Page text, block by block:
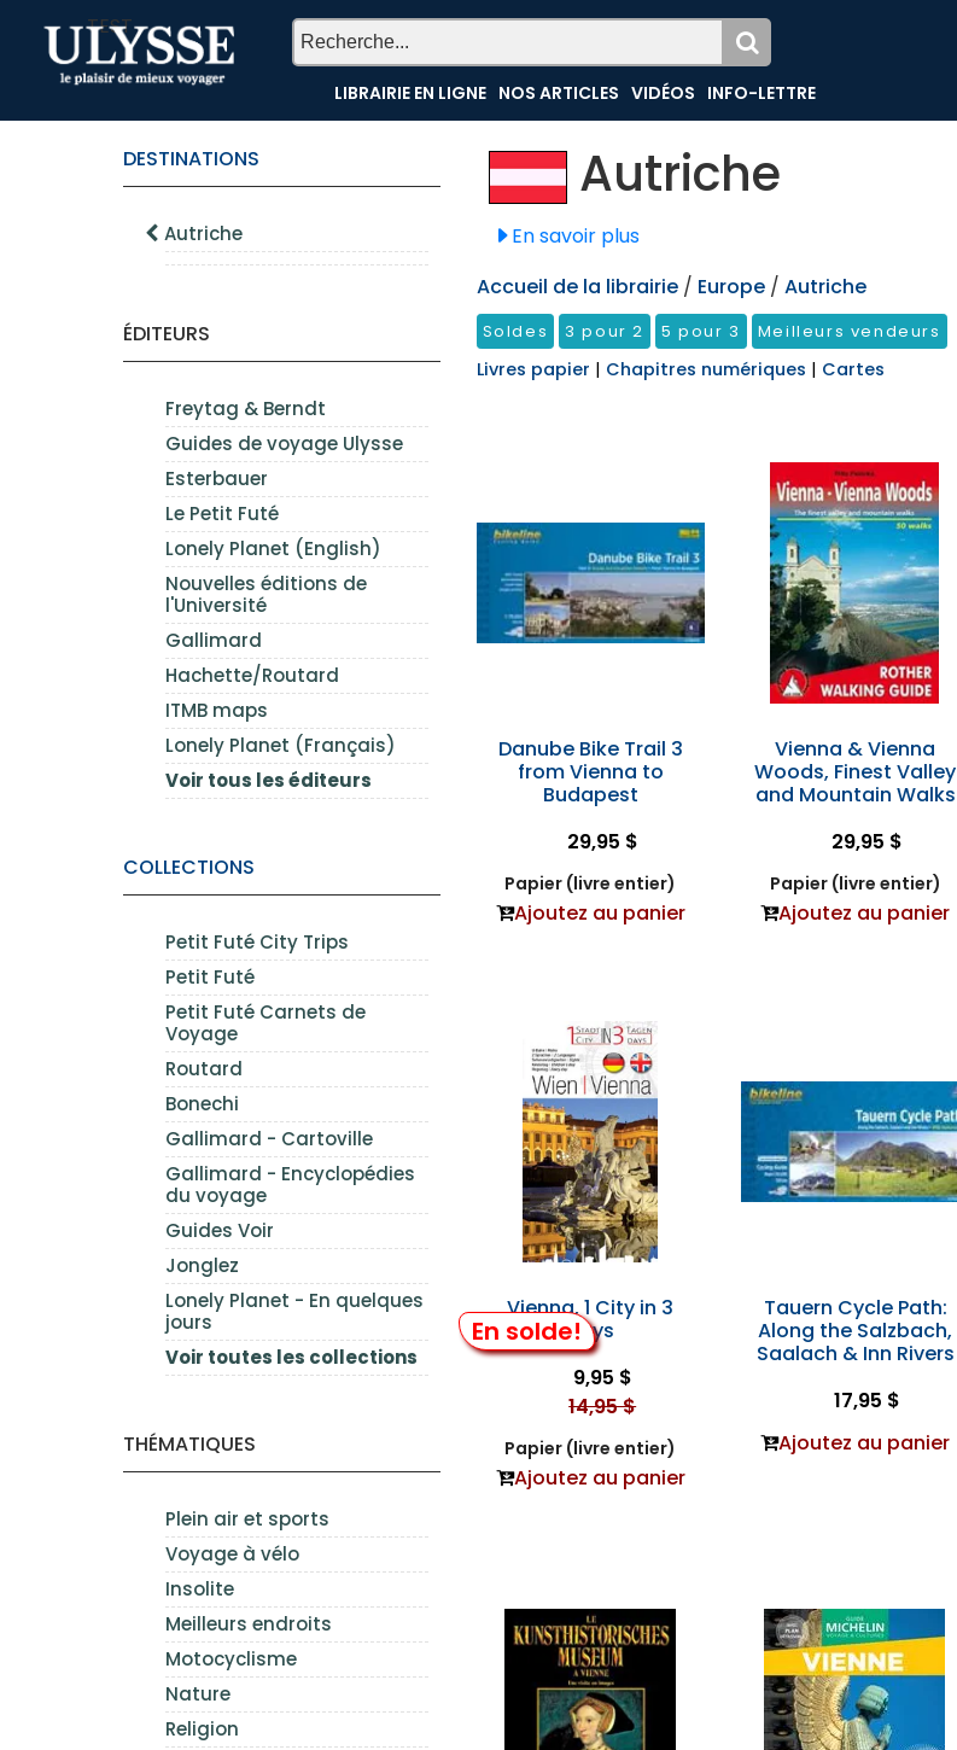
TEST
LIBRAIRIE EN LIGNE NOS ARTICLES VIDÉOS INFO-LETTRE
DESTINATIONS
Autriche
ÉDITEURS
Freytag & Berndt
Guides de voyage Ulysse
Esterbauer
Le Petit Futé
Lonely Planet (English)
Nouvelles éditions de
l'Université
Gallimard
Hachette/Routard
ITMB maps
Lonely Planet (Français)
Voir tous les éditeurs
COLLECTIONS
Petit Futé City Trips
Petit Futé
Petit Futé Carnets de
Voyage
Routard
Bonechi
Gallimard - Cartoville
Gallimard - Encyclopédies
du voyage
Guides Voir
Jonglez
Lonely Planet - En quelques
jours
Voir toutes les collections
THÉMATIQUES
Plein air et sports
Voyage à vélo
Insolite
Meilleurs endroits
Motocyclisme
Nature
Religion
Autriche
En savoir plus
Accueil de la librairie / Europe / Autriche
Soldes 3 pour 2 5 pour 3 Meilleurs vendeurs
Livres papier | Chapitres numériques | Cartes
Danube Bike Trail 3
from Vienna to
Budapest
29,95 $
Papier (livre entier)
Ajoutez au panier
Vienna & Vienna
Woods, Finest Valley
and Mountain Walks
29,95 $
Papier (livre entier)
Ajoutez au panier
En solde!
Vienna, 1 City in 3
Days
9,95 $
14,95 $
Papier (livre entier)
Ajoutez au panier
Tauern Cycle Path:
Along the Salzbach,
Saalach & Inn Rivers
17,95 $
Ajoutez au panier